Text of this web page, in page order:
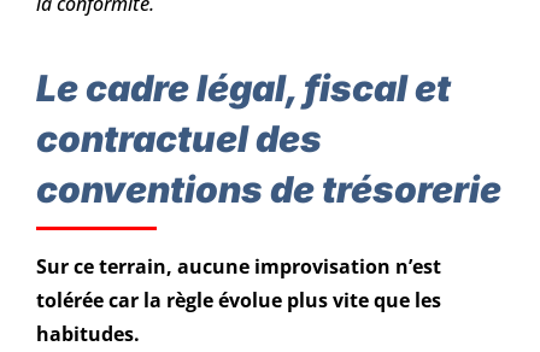
Le cadre légal, fiscal et
contractuel des
conventions de trésorerie
Sur ce terrain, aucune improvisation n’est
tolérée car la règle évolue plus vite que les
habitudes.